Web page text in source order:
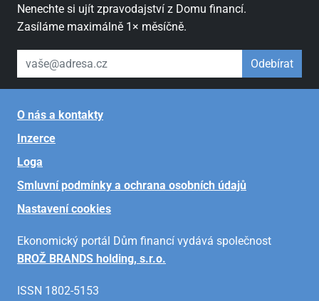
Nenechte si ujít zpravodajství z Domu financí.
Zasíláme maximálně 1× měsíčně.
váš email Odebírat
O nás a kontakty
Inzerce
Loga
Smluvní podmínky a ochrana osobních údajů
Nastavení cookies
Ekonomický portál Dům financí vydává společnost
BROŽ BRANDS holding, s.r.o.
ISSN 1802-5153